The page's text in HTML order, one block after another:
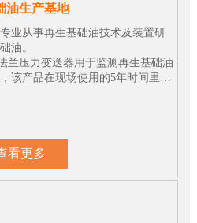
油生产基地
业从事再生基础油技术及装置研
油。
兰压力变送器用于监测再生基础油
该产品在现场使用的5年时间里性
看更多